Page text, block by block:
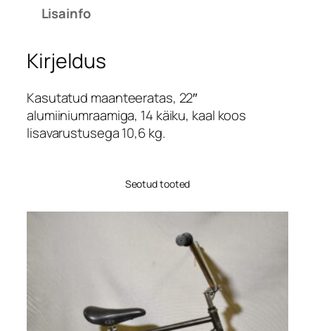
Lisainfo
Kirjeldus
Kasutatud maanteeratas, 22″
alumiiniumraamiga, 14 käiku, kaal koos
lisavarustusega 10,6 kg.
Seotud tooted